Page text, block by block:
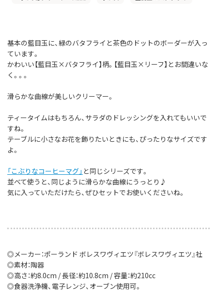
基本の藍目玉に、緑のバタフライと茶色のドットのボーダーが入っ
ています。
かわいい【藍目玉×バタフライ】柄。【藍目玉×リーフ】とお間違いな
く。。。
滑らかな曲線が美しいクリーマー。
ティータイムはもちろん、サラダのドレッシングを入れてもいいで
すね。
テーブルに小さなお花を飾りたいときにも、ぴったりなサイズです
よ。
「こぶりなコーヒーマグ」 と同じシリーズです。
並べて使うと、同じように滑らかな曲線にうっとり♪
気に入っていただけたら、ぜひセットでお使いくださいね。
◎メーカー：ポーランド ボレスワヴィエツ『ボレスワヴィエツ』社
◎素材：陶器
◎高さ：約8.0cm / 長径：約10.8cm / 容量：約210cc
◎食器洗浄機、電子レンジ、オーブン使用可。